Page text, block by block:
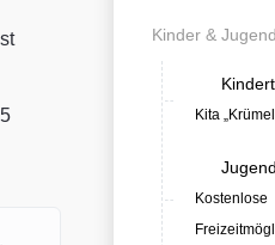
Kinder & Jugend
Kita
Kostenlose